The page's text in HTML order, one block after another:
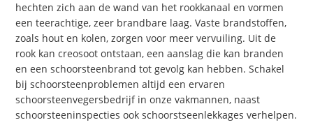
hechten zich aan de wand van het rookkanaal en vormen
een teerachtige, zeer brandbare laag. Vaste brandstoffen,
zoals hout en kolen, zorgen voor meer vervuiling. Uit de
rook kan creosoot ontstaan, een aanslag die kan branden
en een schoorsteenbrand tot gevolg kan hebben. Schakel
bij schoorsteenproblemen altijd een ervaren
schoorsteenvegersbedrijf in onze vakmannen, naast
schoorsteeninspecties ook schoorstseenlekkages verhelpen.